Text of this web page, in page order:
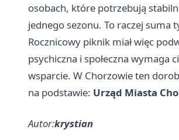
osobach, które potrzebują
jednego sezonu. To raczej suma
Rocznicowy piknik miał więc
psychiczna i społeczna wymaga
wsparcie. W Chorzowie ten
na podstawie: Urząd Miasta
Autor:krystian